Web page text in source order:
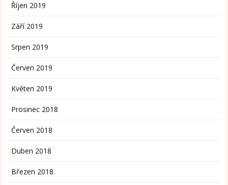
Říjen 2019
Září 2019
Srpen 2019
Červen 2019
Květen 2019
Prosinec 2018
Červen 2018
Duben 2018
Březen 2018